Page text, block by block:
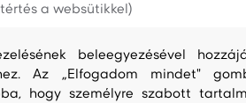
a websütikkel)
beleegyezésével
Az „Elfogadom mindet"
hogy személyre szabott